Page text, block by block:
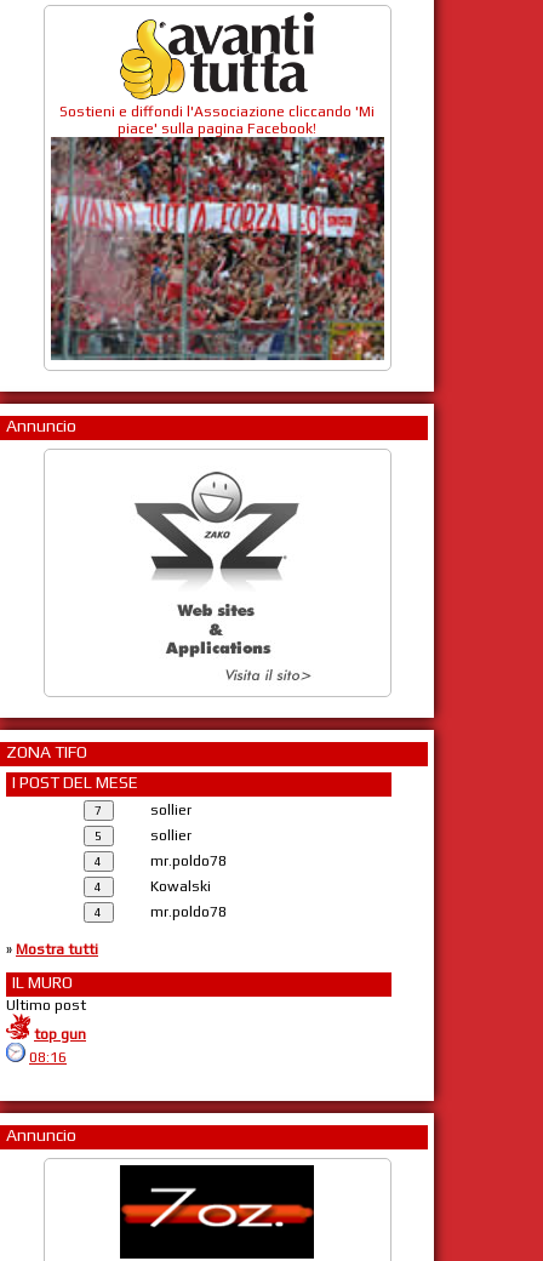
Sostieni e diffondi l'Associazione cliccando 'Mi
piace' sulla pagina Facebook!
Annuncio
ZONA TIFO
I POST DEL MESE
sollier
sollier
mr.poldo78
Kowalski
mr.poldo78
» Mostra tutti
IL MURO
Ultimo post
top gun
08:16
Annuncio